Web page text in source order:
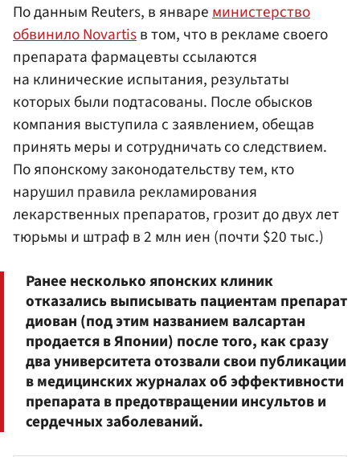
По данным Reuters, в январеминистерство
обвинило Novartisв том, что в рекламе своего
препарата фармацевты ссылаются
на клинические испытания, результаты
которых были подтасованы. После обысков
компания выступила с заявлением, обещав
принять меры и сотрудничать со следствием.
По японскому законодательству тем, кто
нарушил правила рекламирования
лекарственных препаратов, грозит до двух лет
тюрьмы и штраф в 2 млн иен (почти $20 тыс.)
Ранее несколько японских клиник
отказались выписывать пациентам препарат
диован (под этим названием валсартан
продается в Японии) после того, как сразу
два университета отозвали свои публикации
в медицинских журналах об эффективности
препарата в предотвращении инсультов и
сердечных заболеваний.